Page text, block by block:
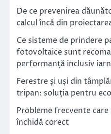
De ce prevenirea
calcul încă din
Ce sisteme de prindere
fotovoltaice sunt
performanță inclusiv
Ferestre și uși din
tripan: soluția pentru
Probleme frecvente
închidă corect